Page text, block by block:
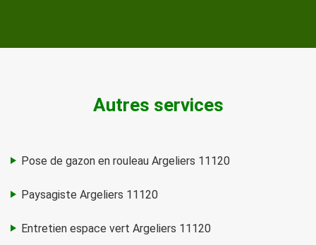
Autres services
Pose de gazon en rouleau Argeliers 11120
Paysagiste Argeliers 11120
Entretien espace vert Argeliers 11120